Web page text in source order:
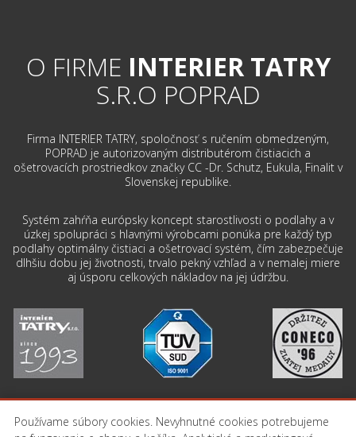
O FIRME INTERIER TATRY
S.R.O POPRAD
Firma INTERIER TATRY, spoločnosť s ručením obmedzeným,
POPRAD je autorizovaným distributérom čistiacich a
ošetrovacích prostriedkov značky CC -Dr. Schutz, Eukula, Finalit v
Slovenskej republike.
Systém zahŕňa európsky koncept starostlivosti o podlahy a v
úzkej spolupráci s hlavnými výrobcami ponúka pre každý typ
podlahy optimálny čistiaci a ošetrovací systém, čím zabezpečuje
dlhšiu dobu jej životnosti, trvalo pekný vzhľad a v nemalej miere
aj úsporu celkových nákladov na jej údržbu.
Používame súbory cookies. Nevyhnutné cookies potrebujeme